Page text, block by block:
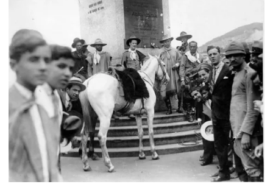
Os causos de Jorge Luis Borges
Voto obrigatório é correto?
Se queres salvar o mundo, o veganismo não é a resposta